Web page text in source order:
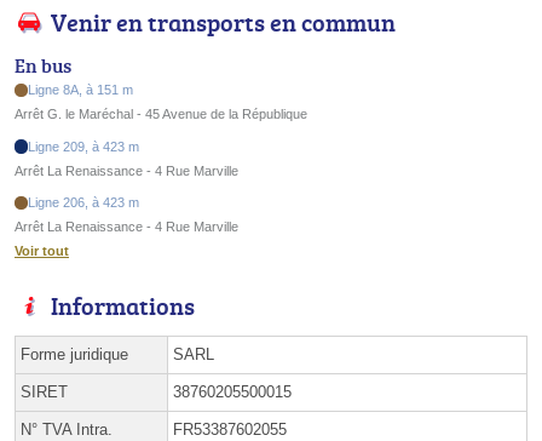
Venir en transports en commun
En bus
Ligne 8A, à 151 m
Arrêt G. le Maréchal - 45 Avenue de la République
Ligne 209, à 423 m
Arrêt La Renaissance - 4 Rue Marville
Ligne 206, à 423 m
Arrêt La Renaissance - 4 Rue Marville
Voir tout
Informations
Forme juridique SARL
SIRET 38760205500015
N° TVA Intra. FR53387602055